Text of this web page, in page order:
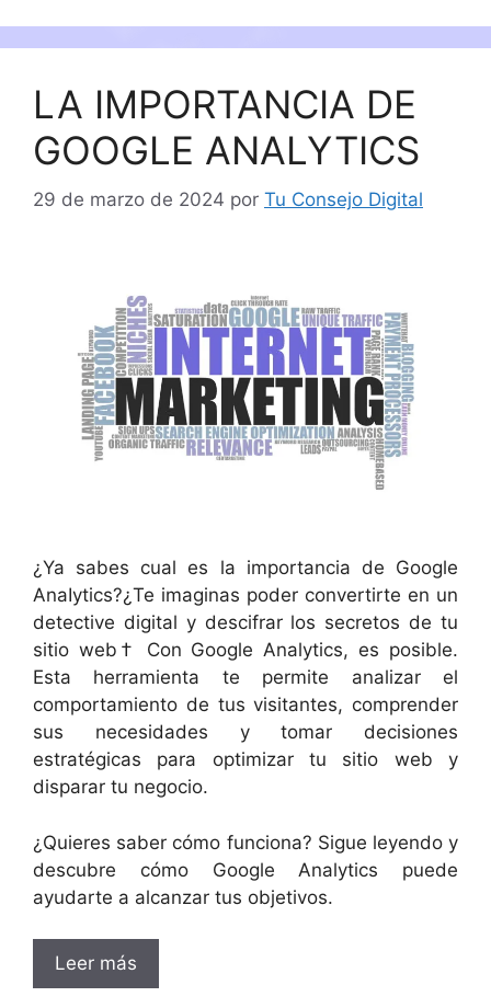
LA IMPORTANCIA DE
GOOGLE ANALYTICS
29 de marzo de 2024 por Tu Consejo Digital
¿Ya sabes cual es la importancia de Google
AnaIytics?¿Te imaginas poder convertirte en un
detective digital y descifrar los secretos de tu
sitio web† Con Google Analytics, es posible.
Esta herramienta te permite analizar el
comportamiento de tus visitantes, comprender
sus necesidades y tomar decisiones
estratégicas para optimizar tu sitio web y
disparar tu negocio.
¿Quieres saber cómo funciona? Sigue leyendo y
descubre cómo Google Analytics puede
ayudarte a alcanzar tus objetivos.
Leer más